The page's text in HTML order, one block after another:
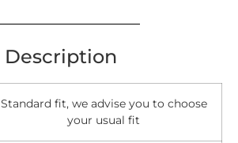
Description
Standard fit, we advise you to choose
your usual fit